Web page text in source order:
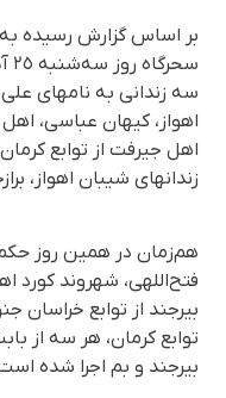
بر اساس گزارش رسیده
سە زندانی بە نامهای
اهواز، کیهان عباسی، اهل
اهل جیرفت از توابع
زندانهای شیبان اهواز،
هم‌زمان در همین روز حکم
فتح‌اللهی، شهروند کورد
بیرجند از توابع خراسان
توابع کرمان، هر سە از
بیرجند و بم اجرا شدە